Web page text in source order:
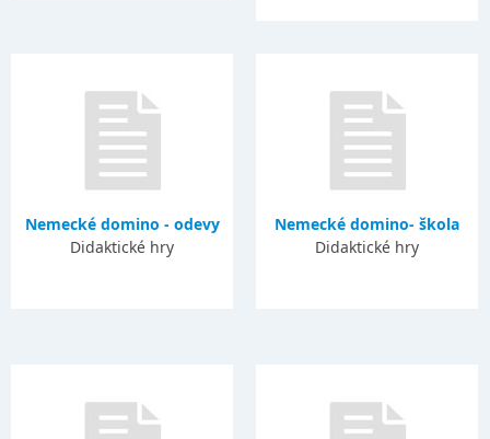
Nemecké domino - odevy
Didaktické hry
Nemecké domino- škola
Didaktické hry